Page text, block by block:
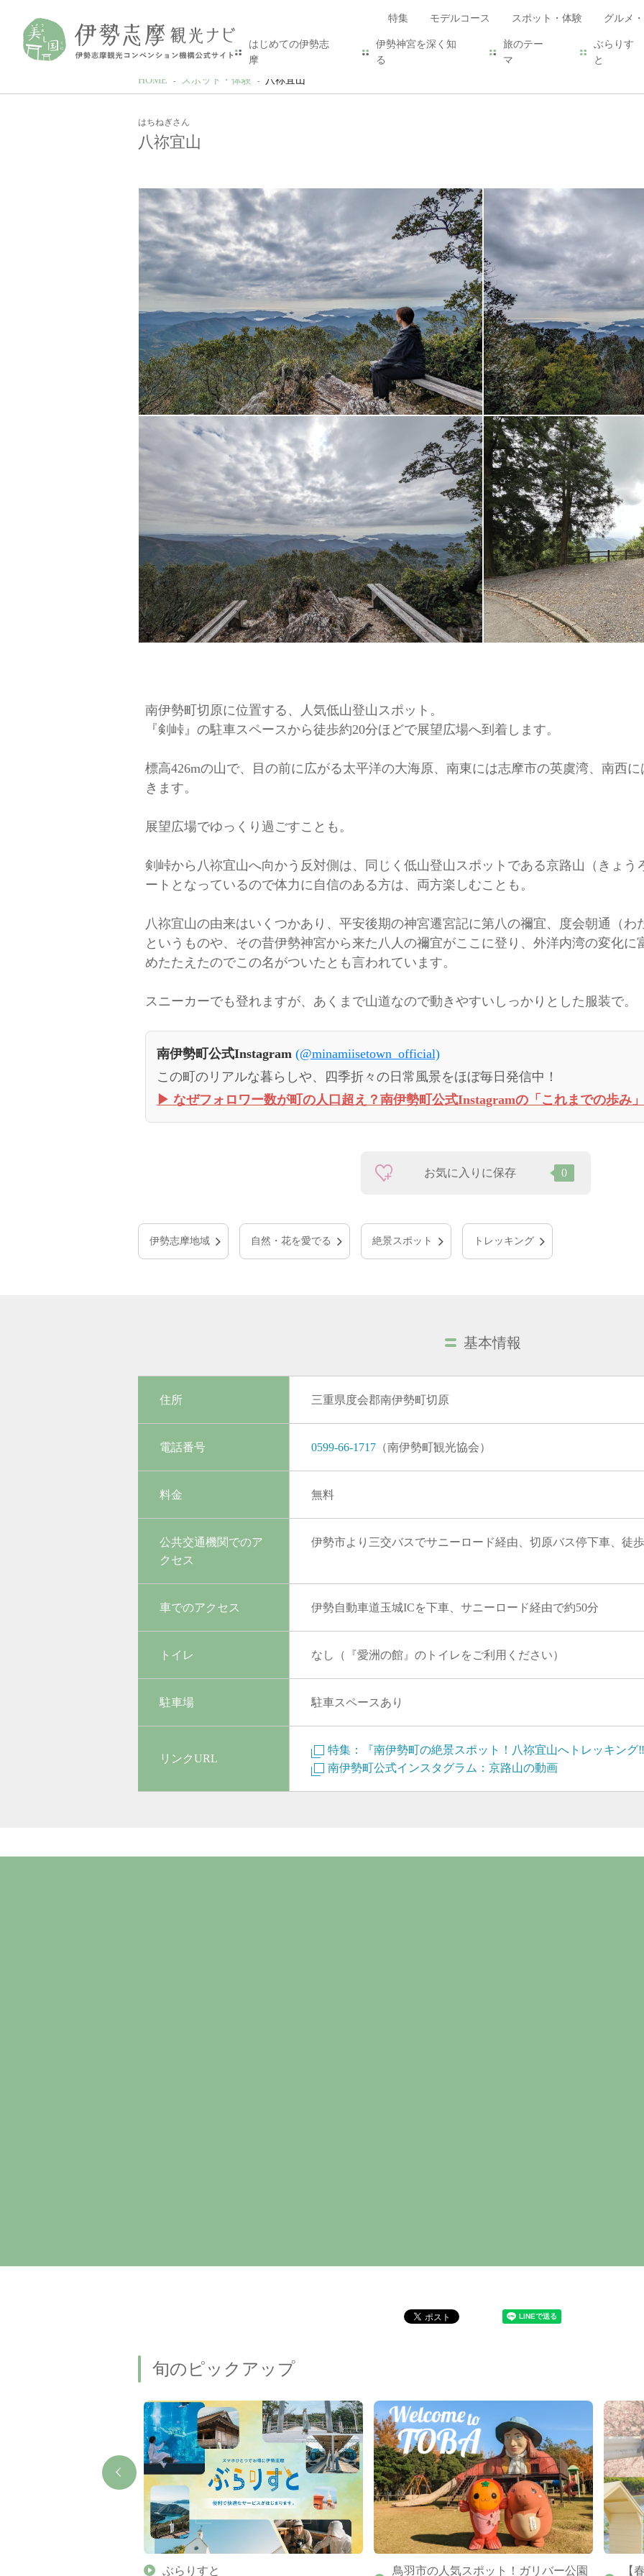
特集 モデルコース スポット・体験 グルメ
はじめての伊勢志
摩
伊勢神宮を深く知
る
旅のテー
マ
ぶらりす
と
HOME
スポット・体験 八祢宜山
はちねぎさん
八祢宜山
南伊勢町切原に位置する、人気低山登山スポット。
『剣峠』の駐車スペースから徒歩約20分ほどで展望広場へ到着します。
標高426mの山で、目の前に広がる太平洋の大海原、南東には志摩市の英虞湾、南西
きます。
展望広場でゆっくり過ごすことも。
剣峠から八祢宜山へ向かう反対側は、同じく低山登山スポットである京路山（きょう
ートとなっているので体力に自信のある方は、両方楽しむことも。
八祢宜山の由来はいくつかあり、平安後期の神宮遷宮記に第八の禰宜、度会朝通（わ
というものや、その昔伊勢神宮から来た八人の禰宜がここに登り、外洋内湾の変化
めたたえたのでこの名がついたとも言われています。
スニーカーでも登れますが、あくまで山道なので動きやすいしっかりとした服装で。
南伊勢町公式Instagram (@minamiisetown_official)
この町のリアルな暮らしや、四季折々の日常風景をほぼ毎日発信中！
▶︎ なぜフォロワー数が町の人口超え？南伊勢町公式Instagramの「これまでの歩み」
お気に入りに保存 0
伊勢志摩地域 自然・花を愛でる 絶景スポット トレッキング
基本情報
住所 三重県度会郡南伊勢町切原
電話番号 0599-66-1717 （南伊勢町観光協会）
料金 無料
公共交通機関でのア
クセス
伊勢市より三交バスでサニーロード経由、切原バス停下車、徒
車でのアクセス 伊勢自動車道玉城ICを下車、サニーロード経由で約50分
トイレ なし（『愛洲の館』のトイレをご利用ください）
駐車場 駐車スペースあり
リンクURL
特集：『南伊勢町の絶景スポット！八祢宜山へトレッキング
南伊勢町公式インスタグラム：京路山の動画
旬のピックアップ
ぶらりすと 鳥羽市の人気スポット！ガリバー公園 【